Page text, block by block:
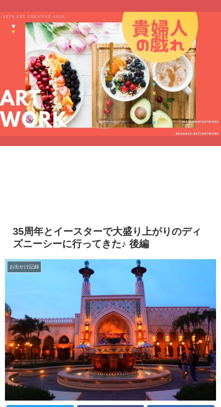
35周年とイースターで大盛り上がりのディ
ズニーシーに行ってきた♪ 後編
お出かけ記録